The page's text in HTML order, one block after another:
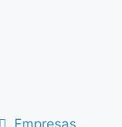
Empresas